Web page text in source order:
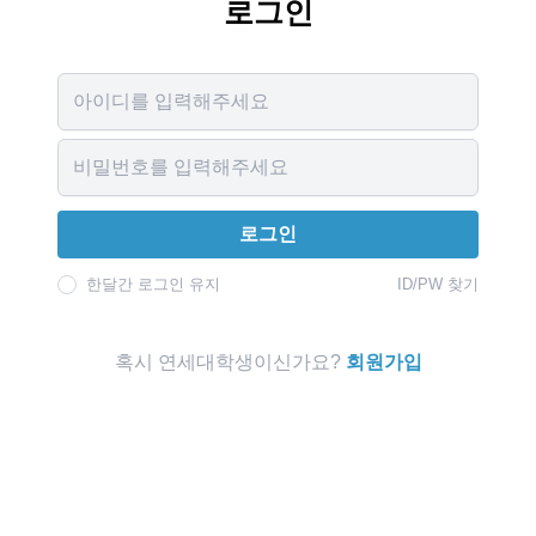
로그인
로그인
한달간 로그인 유지 ID/PW 찾기
혹시 연세대학생이신가요? 회원가입